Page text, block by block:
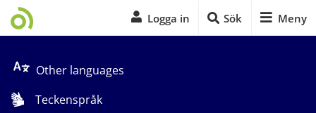
Logga in Sök Meny
Other languages
Teckenspråk